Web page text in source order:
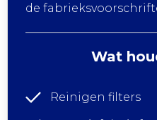
de
Wat
Reinigen filters